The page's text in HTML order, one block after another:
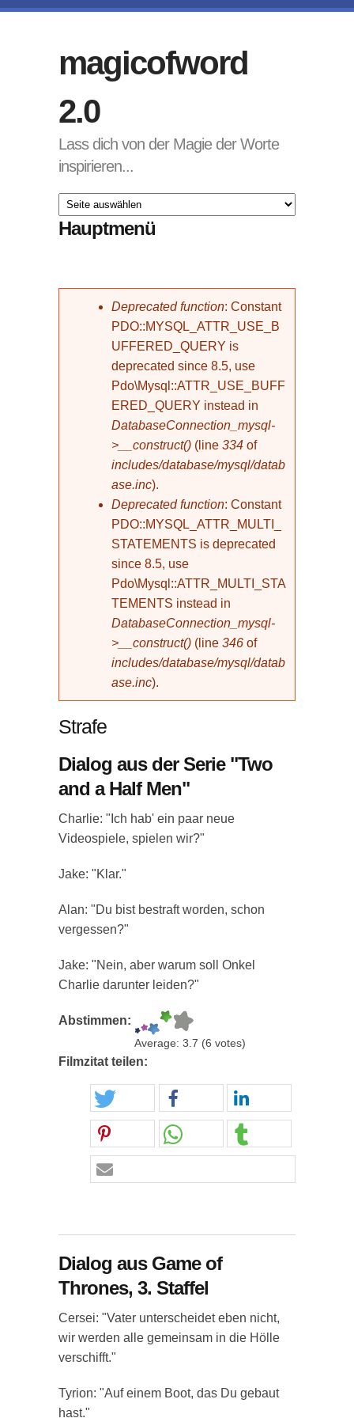
magicofword
2.0
Lass dich von der Magie der Worte
inspirieren...
Hauptmenü
Fehlermeldung
Deprecated function: Constant
PDO::MYSQL_ATTR_USE_B
UFFERED_QUERY is
deprecated since 8.5, use
Pdo\Mysql::ATTR_USE_BUFF
ERED_QUERY instead in
DatabaseConnection_mysql-
>__construct() (line 334 of
includes/database/mysql/datab
ase.inc).
Deprecated function: Constant
PDO::MYSQL_ATTR_MULTI_
STATEMENTS is deprecated
since 8.5, use
Pdo\Mysql::ATTR_MULTI_STA
TEMENTS instead in
DatabaseConnection_mysql-
>__construct() (line 346 of
includes/database/mysql/datab
ase.inc).
Strafe
Dialog aus der Serie "Two
and a Half Men"
Charlie: "Ich hab' ein paar neue
Videospiele, spielen wir?"
Jake: "Klar."
Alan: "Du bist bestraft worden, schon
vergessen?"
Jake: "Nein, aber warum soll Onkel
Charlie darunter leiden?"
Abstimmen:
Average: 3.7 (6 votes)
Filmzitat teilen:
Dialog aus Game of
Thrones, 3. Staffel
Cersei: "Vater unterscheidet eben nicht,
wir werden alle gemeinsam in die Hölle
verschifft."
Tyrion: "Auf einem Boot, das Du gebaut
hast."